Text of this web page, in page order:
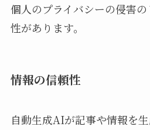
個人のプライバシーの侵害
性があります。
情報の信頼性
自動生成AIが記事や情報を